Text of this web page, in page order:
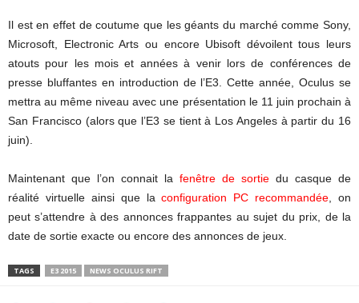
Il est en effet de coutume que les géants du marché comme Sony,
Microsoft, Electronic Arts ou encore Ubisoft dévoilent tous leurs
atouts pour les mois et années à venir lors de conférences de
presse bluffantes en introduction de l’E3. Cette année, Oculus se
mettra au même niveau avec une présentation le 11 juin prochain à
San Francisco (alors que l’E3 se tient à Los Angeles à partir du 16
juin).
Maintenant que l’on connait la fenêtre de sortie du casque de
réalité virtuelle ainsi que laconfiguration PC recommandée , on
peut s’attendre à des annonces frappantes au sujet du prix, de la
date de sortie exacte ou encore des annonces de jeux.
TAGS E3 2015 NEWS OCULUS RIFT